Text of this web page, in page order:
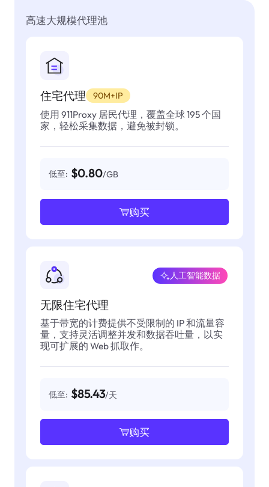
高速大规模代理池
住宅代理 90M+IP
使用 911Proxy 居民代理，覆盖全球 195 个国
家，轻松采集数据，避免被封锁。
低至: $0.80/GB
购买
无限住宅代理
人工智能数据
基于带宽的计费提供不受限制的 IP 和流量容
量，支持灵活调整并发和数据吞吐量，以实
现可扩展的 Web 抓取作。
低至: $85.43/天
购买